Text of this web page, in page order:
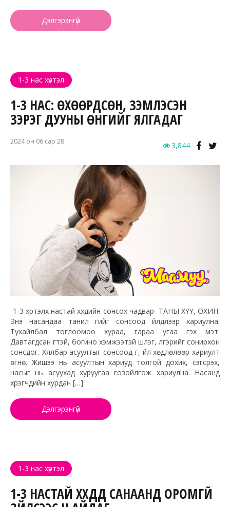
Дэлгэрэнгүй
1-3 нас хүртэл
1-3 НАС: ӨХӨӨРДСӨН, ЗЭМЛЭСЭН
ЗЭРЭГ ДУУНЫ ӨНГИЙГ ЯЛГАДАГ
2024 он 06 сар 28 3,844
-1-3 хүртэлх настай хүүхдийн сонсох чадвар- ТАНЫ ХҮҮ, ОХИН:
Энэ насандаа танил үгийг сонсоод үйлдлээр хариулна.
Тухайлбал тоглоомоо хураа, гараа угаа гэх мэт.
Давтагдсан үгтэй, богино хэмжээтэй шүлэг, үлгэрийг сонирхон
сонсдог. Хялбар асуултыг сонсоод үг, үйл хөдлөлөөр хариулт
өгнө. Жишээ нь асуултын хариуд толгой дохих, сэгсрэх,
насыг нь асуухад хуруугаа гозойлгож хариулна. Насанд
хүрэгчдийн хурдан […]
Дэлгэрэнгүй
1-3 нас хүртэл
1-3 НАСТАЙ ХҮҮХДҮҮД САНААНД ОРОМГҮЙ